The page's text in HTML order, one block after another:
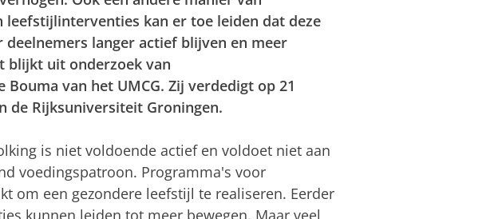
leefstijlinterventies kan er toe leiden dat deze
langer actief blijven en meer
blijkt uit onderzoek van
van het UMCG. Zij verdedigt op 21
de Rijksuniversiteit Groningen.
is niet voldoende actief en voldoet niet aan
voedingspatroon. Programma's voor
om een gezondere leefstijl te realiseren. Eerder
kunnen leiden tot meer bewegen. Maar veel